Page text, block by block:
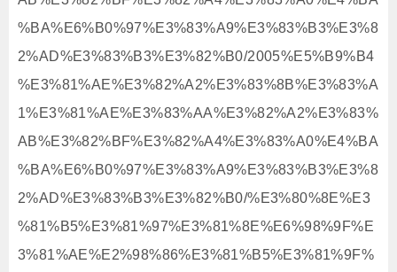
%BA%E6%B0%97%E3%83%A9%E3%83%B3%E3%8
2%AD%E3%83%B3%E3%82%B0/2005%E5%B9%B4
%E3%81%AE%E3%82%A2%E3%83%8B%E3%83%A
1%E3%81%AE%E3%83%AA%E3%82%A2%E3%83%
AB%E3%82%BF%E3%82%A4%E3%83%A0%E4%BA
%BA%E6%B0%97%E3%83%A9%E3%83%B3%E3%8
2%AD%E3%83%B3%E3%82%B0/%E3%80%8E%E3
%81%B5%E3%81%97%E3%81%8E%E6%98%9F%E
3%81%AE%E2%98%86%E3%81%B5%E3%81%9F%